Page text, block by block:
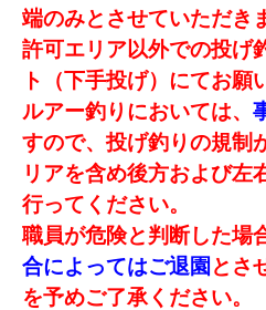
端のみとさせていただき
許可エリア以外での投げ
ト（下手投げ）にてお願
ルアー釣りにおいては、
すので、投げ釣りの規制
リアを含め後方および左
行ってください。
職員が危険と判断した場
合によってはご退園 とさ
を予めご了承ください。